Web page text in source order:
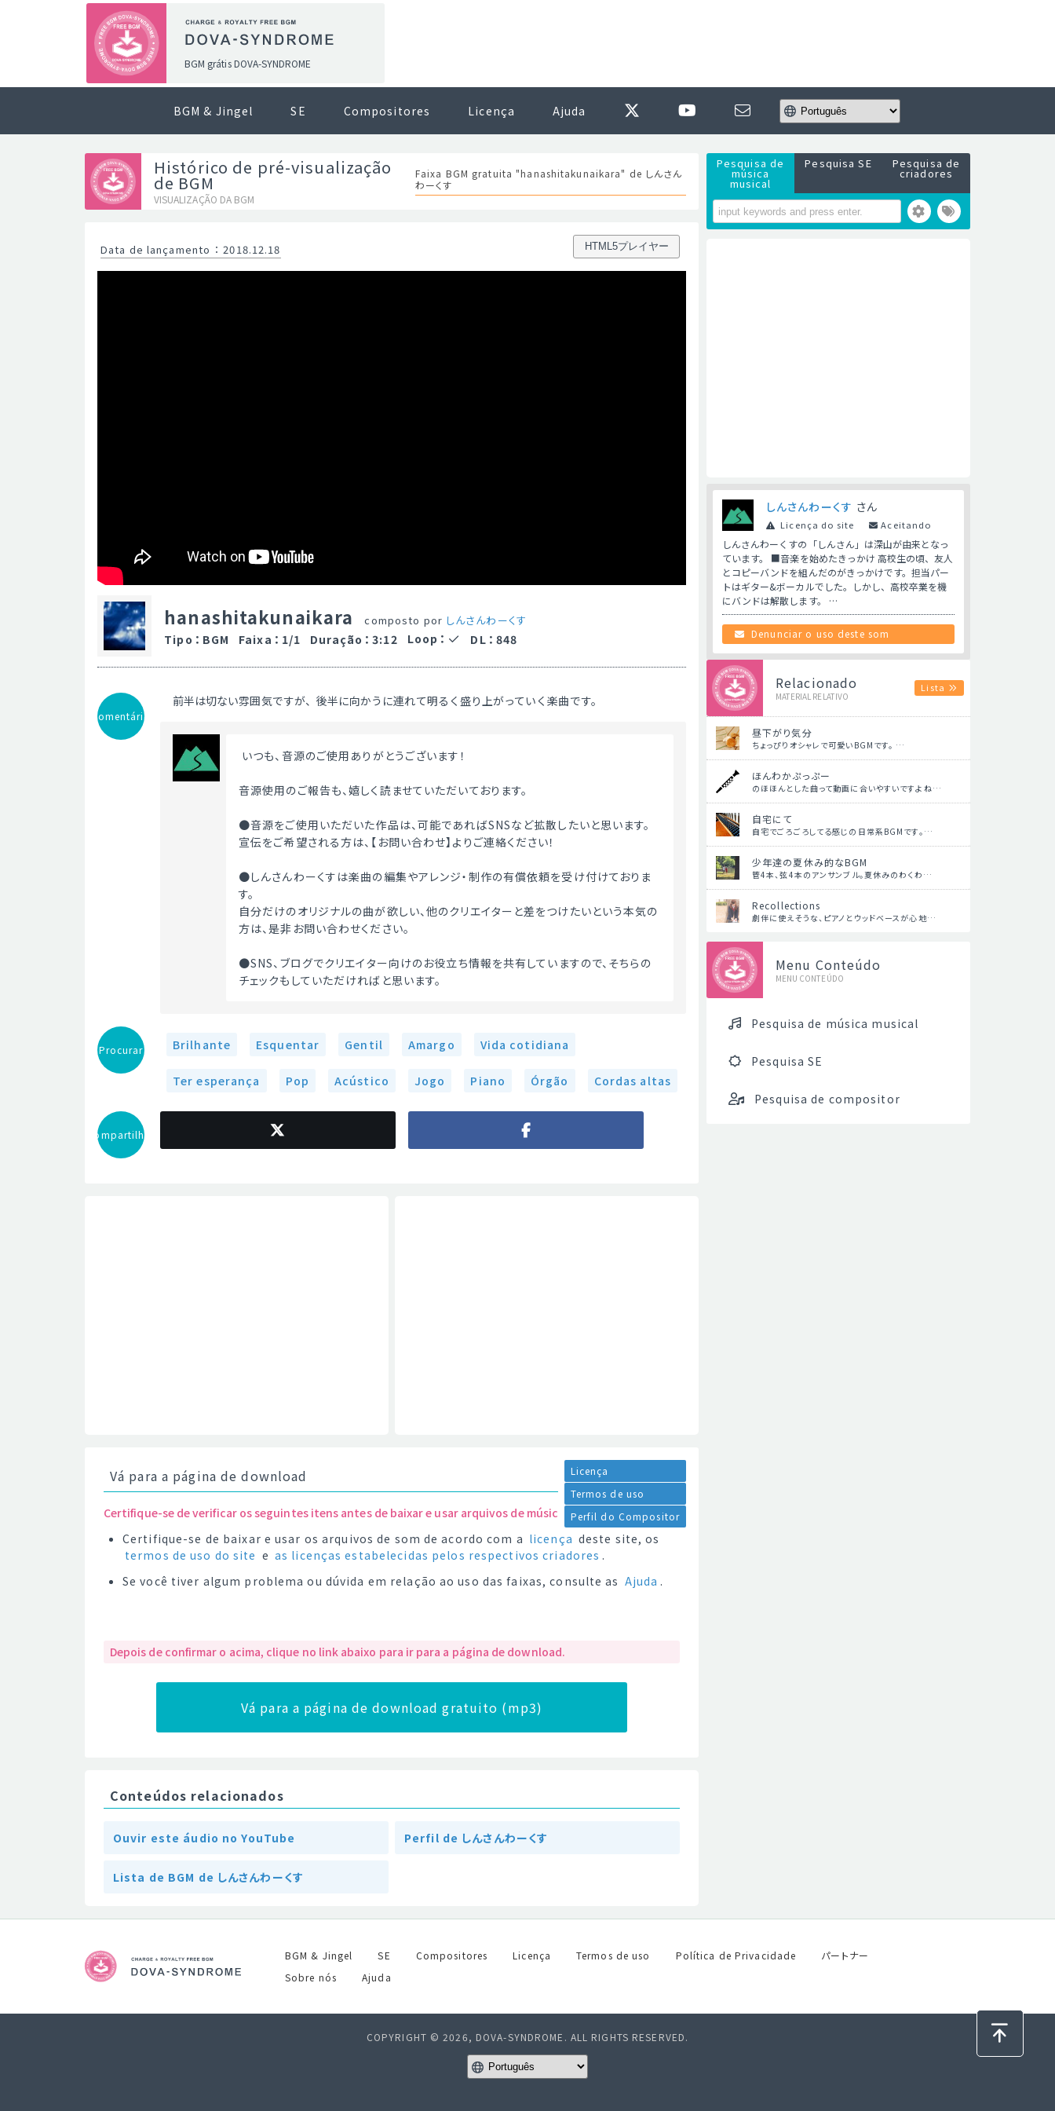
BGM grátis DOVA-SYNDROME
BGM & Jingel SE Compositores Licença Ajuda
Histórico de pré-visualização
de BGM
VISUALIZAÇÃO DA BGM
Faixa BGM gratuita "hanashitakunaikara" de しんさん
わーくす
Data de lançamento ： 2018.12.18 HTML5プレイヤー
hanashitakunaikara composto por しんさんわーくす
Tipo ： BGM Faixa ： 1/1 Duração ： 3:12 Loop ： DL ： 848
Comentário
前半は切ない雰囲気ですが、後半に向かうに連れて明るく盛り上がっていく楽曲です。
いつも、音源のご使用ありがとうございます！
音源使用のご報告も、嬉しく読ませていただいております。
●音源をご使用いただいた作品は、可能であればSNSなど拡散したいと思います。
宣伝をご希望される方は、【お問い合わせ】よりご連絡ください！
●しんさんわーくすは楽曲の編集やアレンジ・制作の有償依頼を受け付けておりま
す。
自分だけのオリジナルの曲が欲しい、他のクリエイターと差をつけたいという本気の
方は、是非お問い合わせください。
●SNS、ブログでクリエイター向けのお役立ち情報を共有していますので、そちらの
チェックもしていただければと思います。
Procurar Brilhante Esquentar Gentil Amargo Vida cotidiana
Ter esperança Pop Acústico Jogo Piano Órgão Cordas altas
Compartilhar
Vá para a página de download
Licença
Termos de uso
Perfil do Compositor
Certifique-se de verificar os seguintes itens antes de baixar e usar arquivos de música.
Certifique-se de baixar e usar os arquivos de som de acordo com a licença deste site, os
termos de uso do site e as licenças estabelecidas pelos respectivos criadores .
Se você tiver algum problema ou dúvida em relação ao uso das faixas, consulte as Ajuda .
Depois de confirmar o acima, clique no link abaixo para ir para a página de download.
Vá para a página de download gratuito (mp3)
Conteúdos relacionados
Ouvir este áudio no YouTube Perfil de しんさんわーくす
Lista de BGM de しんさんわーくす
Pesquisa de
música
musical
Pesquisa SE Pesquisa de
criadores
しんさんわーくす さん
Licença do site Aceitando
しんさんわーくすの「しんさん」は深山が由来となっ
ています。 ■音楽を始めたきっかけ 高校生の頃、友人
とコピーバンドを組んだのがきっかけです。担当パー
トはギター&ボーカルでした。しかし、高校卒業を機
にバンドは解散します。 …
Denunciar o uso deste som
Relacionado
MATERIAL RELATIVO
Lista
昼下がり気分
ちょっぴりオシャレで可愛いBGMです。 …
ほんわかぷっぷー
のほほんとした曲って動画に合いやすいですよね…
自宅にて
自宅でごろごろしてる感じの日常系BGMです。…
少年達の夏休み的なBGM
管4本、弦4本のアンサンブル。夏休みのわくわ…
Recollections
劇伴に使えそうな、ピアノとウッドベースが心地…
Menu Conteúdo
MENU CONTEÚDO
Pesquisa de música musical
Pesquisa SE
Pesquisa de compositor
BGM & Jingel SE Compositores Licença Termos de uso Política de Privacidade
パートナー
Sobre nós
Ajuda
COPYRIGHT © 2026, DOVA-SYNDROME. ALL RIGHTS RESERVED.